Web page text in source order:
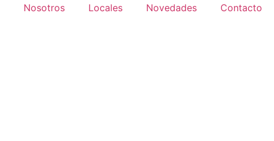
Nosotros Locales Novedades Contacto